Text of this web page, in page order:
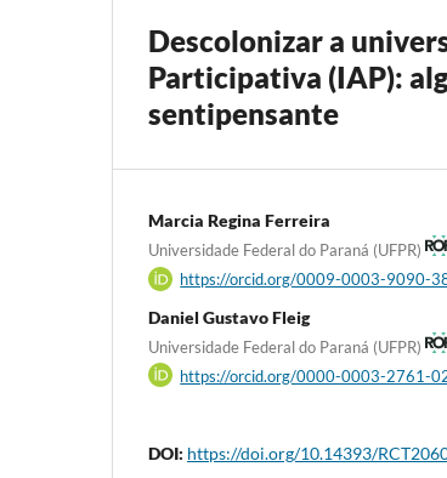
Descolonizar a
Participativa (IAP):
sentipensante
Marcia Regina Ferreira
Universidade Federal do Paraná (UFPR)
https://orcid.org/0009-0003-9090-
Daniel Gustavo Fleig
Universidade Federal do Paraná (UFPR)
https://orcid.org/0000-0003-2761-
DOI: https://doi.org/10.14393/